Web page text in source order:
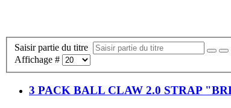
Saisir partie du titre
Affichage #
3 PACK BALL CLAW 2.0 STRAP